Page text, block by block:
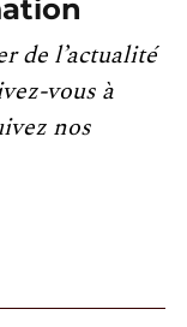
de l’actualité
vous à
nos